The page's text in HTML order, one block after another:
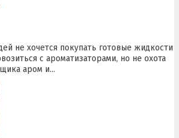
не хочется покупать готовые жидкости
с ароматизаторами, но не охота
аром и...